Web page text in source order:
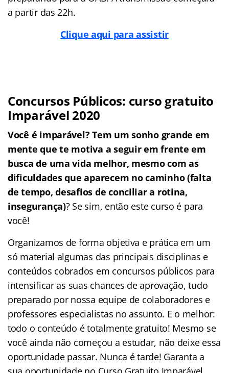
a partir das 22h.
Clique aqui para assistir
Concursos Públicos: curso gratuito
Imparável 2020
Você é imparável? Tem um sonho grande em
mente que te motiva a seguir em frente em
busca de uma vida melhor, mesmo com as
dificuldades que aparecem no caminho (falta
de tempo, desafios de conciliar a rotina,
insegurança)? Se sim, então este curso é para
você!
Organizamos de forma objetiva e prática em um
só material algumas das principais disciplinas e
conteúdos cobrados em concursos públicos para
intensificar as suas chances de aprovação, tudo
preparado por nossa equipe de colaboradores e
professores especialistas no assunto. E o melhor:
todo o conteúdo é totalmente gratuito! Mesmo se
você ainda não começou a estudar, não deixe essa
oportunidade passar. Nunca é tarde! Garanta a